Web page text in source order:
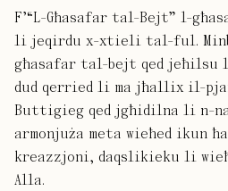
F’“L-Għasafar tal-Bejt” l-
li jeqirdu x-xtieli tal-ful.
għasafar tal-bejt qed jeħilsu
dud qerried li ma jħallix il-
Buttigieg qed jgħidilna li n-
armonjuża meta wieħed ikun
kreazzjoni, daqslikieku li
Alla.